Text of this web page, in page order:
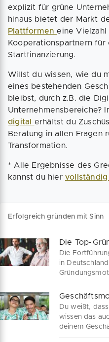
explizit für grüne
hinaus bietet der Markt
Plattformeneine Vielzahl
Kooperationspartnern für
Startfinanzierung.
Willst du wissen, wie du
eines bestehenden
bleibst, durch z.B. die
Unternehmensbereiche?
digital erhältst du
Beratung in allen Fragen
Transformation.
* Alle Ergebnisse des
kannst du hier
Erfolgreich gründen mit Sinn
Die
in
Welt zu
Geld. Damit
der
Du weißt,
wissen das
deinem
Grundstein für